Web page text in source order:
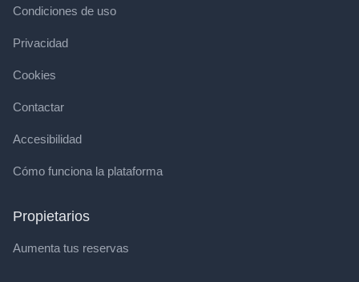
Condiciones de uso
Privacidad
Cookies
Contactar
Accesibilidad
Cómo funciona la plataforma
Propietarios
Aumenta tus reservas